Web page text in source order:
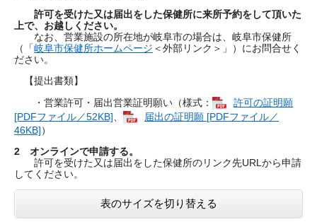
許可を受けた又は届出をした保健所に来所予約をして頂いた
上で、お越しください。
なお、営業施設の所在地が岐阜市の場合は、岐阜市保健所
（「岐阜市保健所ホームページ ＜外部リンク＞ 」）にお問合せく
ださい。
【提出書類】
・営業許可・届出営業証明願い（様式：
許可の証明願
[PDFファイル／52KB]
届出の証明願 [PDFファイル／
46KB]）
2 オンラインで申請する。
許可を受けた又は届出をした保健所のリンク先URLから申請
してください。
表のサイズを切り替える